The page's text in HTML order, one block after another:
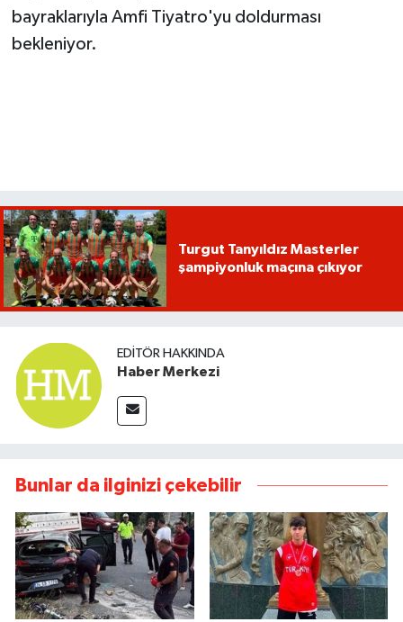
bayraklarıyla Amfi Tiyatro'yu doldurması
bekleniyor.
Turgut Tanyıldız Masterler
şampiyonluk maçına çıkıyor
EDITÖR HAKKINDA
Haber Merkezi
Bunlar da ilginizi çekebilir